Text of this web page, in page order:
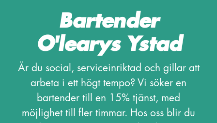
Bartender
O'learys Ystad
Är du social, serviceinriktad och gillar att
arbeta i ett högt tempo? Vi söker en
bartender till en 15% tjänst, med
möjlighet till fler timmar. Hos oss blir du